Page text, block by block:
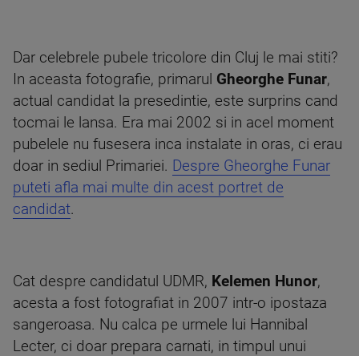
Dar celebrele pubele tricolore din Cluj le mai stiti?
In aceasta fotografie, primarul Gheorghe Funar,
actual candidat la presedintie, este surprins cand
tocmai le lansa. Era mai 2002 si in acel moment
pubelele nu fusesera inca instalate in oras, ci erau
doar in sediul Primariei. Despre Gheorghe Funar
puteti afla mai multe din acest portret de
candidat.
Cat despre candidatul UDMR, Kelemen Hunor,
acesta a fost fotografiat in 2007 intr-o ipostaza
sangeroasa. Nu calca pe urmele lui Hannibal
Lecter, ci doar prepara carnati, in timpul unui